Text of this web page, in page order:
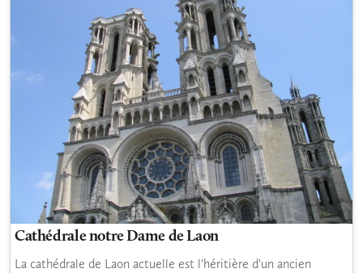
Cathédrale notre Dame de Laon
La cathédrale de Laon actuelle est l'héritière d'un ancien